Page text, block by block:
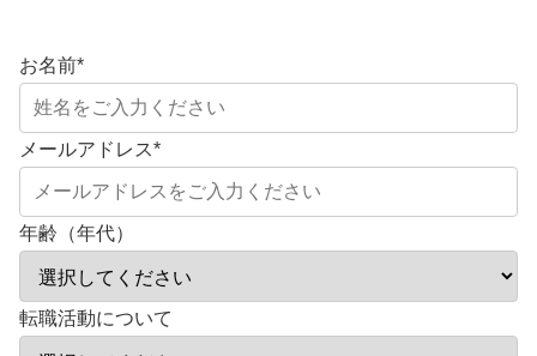
お名前*
メールアドレス*
年齢（年代）
転職活動について